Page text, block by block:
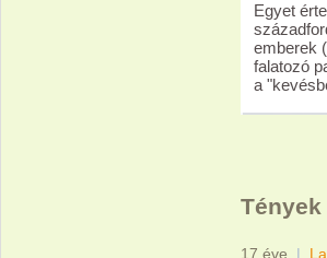
Egyet
emberek
falatozó
a
17 éve |